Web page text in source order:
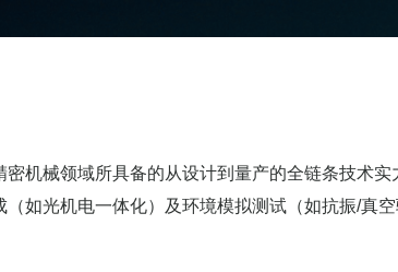
机械领域所具备的从设计到量产的全链条技术
如光机电一体化）及环境模拟测试（如抗振/真